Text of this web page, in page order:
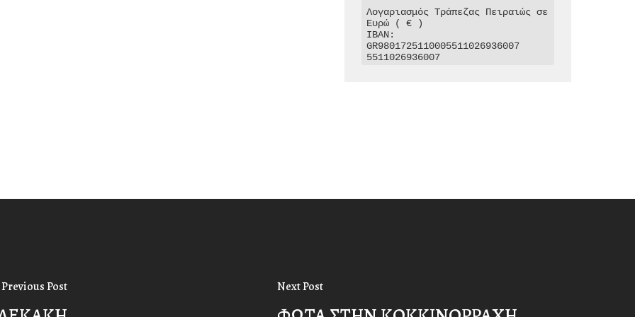
Λογαριασμός Τράπεζας Πειραιώς σε
Ευρώ ( € )
IBAN:
GR9801725110005511026936007
5511026936007
Previous Post Next Post